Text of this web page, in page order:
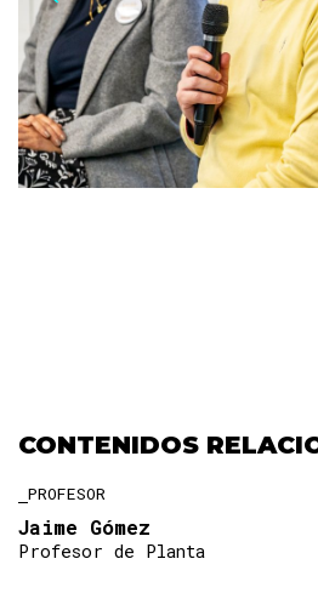
CONTENIDOS
PROFESOR
Jaime Gómez
Profesor de Planta